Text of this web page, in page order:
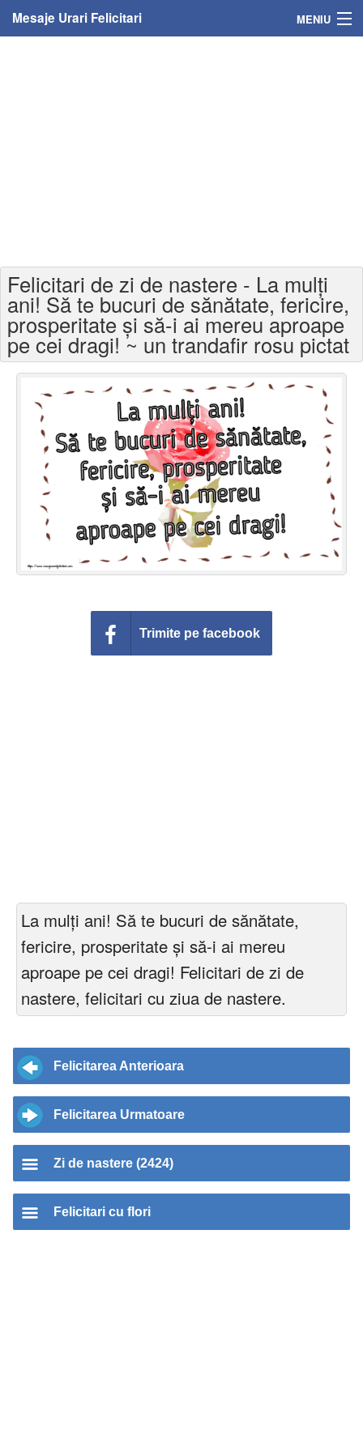
Mesaje Urari Felicitari MENIU
Felicitari varsta
Felicitari zilele anului
Felicitari zile saptamana
Felicitari muzicale
Felicitari muzicale personalizate
Felicitari animate
Invitatii personalizate
Conecteaza-te
Felicitari de zi de nastere - La mulți
ani! Să te bucuri de sănătate, fericire,
prosperitate și să-i ai mereu aproape
pe cei dragi! ~ un trandafir rosu pictat
Trimite pe facebook
La mulți ani! Să te bucuri de sănătate,
fericire, prosperitate și să-i ai mereu
aproape pe cei dragi! Felicitari de zi de
nastere, felicitari cu ziua de nastere.
Felicitarea Anterioara
Felicitarea Urmatoare
Zi de nastere (2424)
Felicitari cu flori